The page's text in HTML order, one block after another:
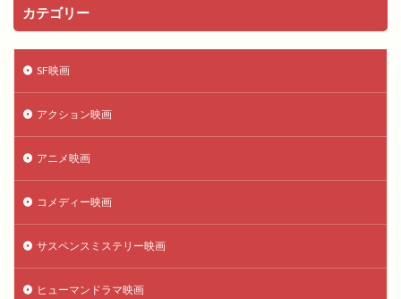
カテゴリー
SF映画
アクション映画
アニメ映画
コメディー映画
サスペンスミステリー映画
ヒューマンドラマ映画